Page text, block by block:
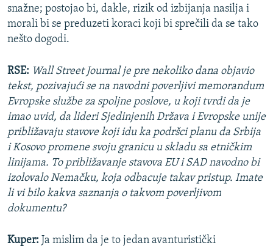
snažne; postojao bi, dakle, rizik od izbijanja nasilja i
morali bi se preduzeti koraci koji bi sprečili da se tako
nešto dogodi.
RSE: Wall Street Journal je pre nekoliko dana objavio
tekst, pozivajući se na navodni poverljivi memorandum
Evropske službe za spoljne poslove, u koji tvrdi da je
imao uvid, da lideri Sjedinjenih Država i Evropske unije
približavaju stavove koji idu ka podršci planu da Srbija
i Kosovo promene svoju granicu u skladu sa etničkim
linijama. To približavanje stavova EU i SAD navodno bi
izolovalo Nemačku, koja odbacuje takav pristup. Imate
li vi bilo kakva saznanja o takvom poverljivom
dokumentu?
Kuper: Ja mislim da je to jedan avanturistički